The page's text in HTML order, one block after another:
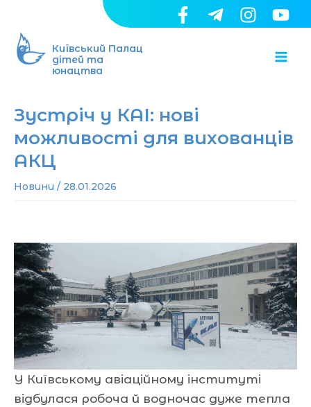
вмісту
Київський Палац
дітей та
юнацтва
Зустріч у КАІ: нові
можливості для вихованців
АКЦ
Новини / 28.01.2026
У Київському авіаційному інституті
відбулася робоча й водночас дуже тепла